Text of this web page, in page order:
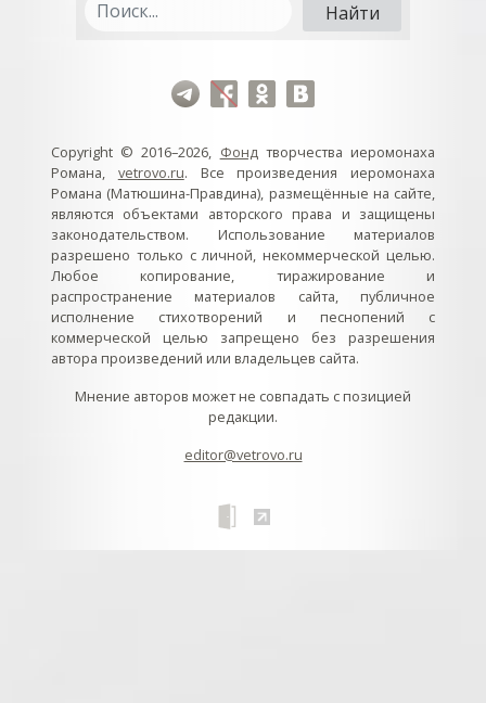
Copyright © 2016–2026, Фондтворчества иеромонаха
Романа, vetrovo.ru. Все произведения иеромонаха
Романа (Матюшина-Правдина), размещённые на сайте,
являются объектами авторского права и защищены
законодательством. Использование материалов
разрешено только с личной, некоммерческой целью.
Любое копирование, тиражирование и
распространение материалов сайта, публичное
исполнение стихотворений и песнопений с
коммерческой целью запрещено без разрешения
автора произведений или владельцев сайта.
Мнение авторов может не совпадать с позицией
редакции.
editor@vetrovo.ru